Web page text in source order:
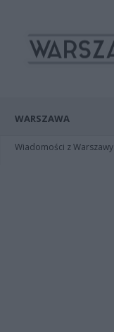
WARSZAWA
Wiadomości z Warszawy